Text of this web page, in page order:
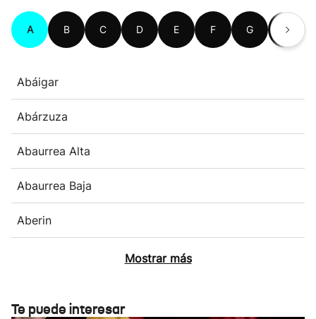
A B C D E F G H
Abáigar
Abárzuza
Abaurrea Alta
Abaurrea Baja
Aberin
Mostrar más
Te puede interesar